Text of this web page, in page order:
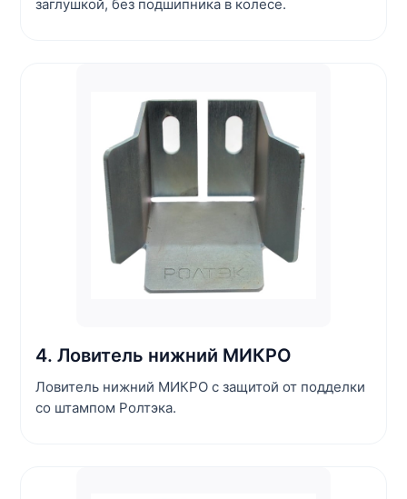
заглушкой, без подшипника в колесе.
4. Ловитель нижний МИКРО
Ловитель нижний МИКРО с защитой от подделки
со штампом Ролтэка.